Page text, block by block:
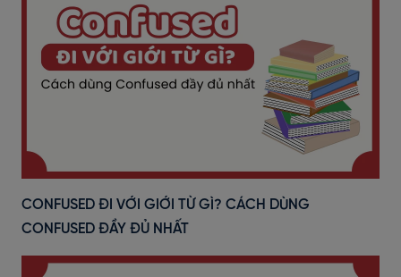
CONFUSED ĐI VỚI GIỚI TỪ GÌ? CÁCH DÙNG
CONFUSED ĐẦY ĐỦ NHẤT